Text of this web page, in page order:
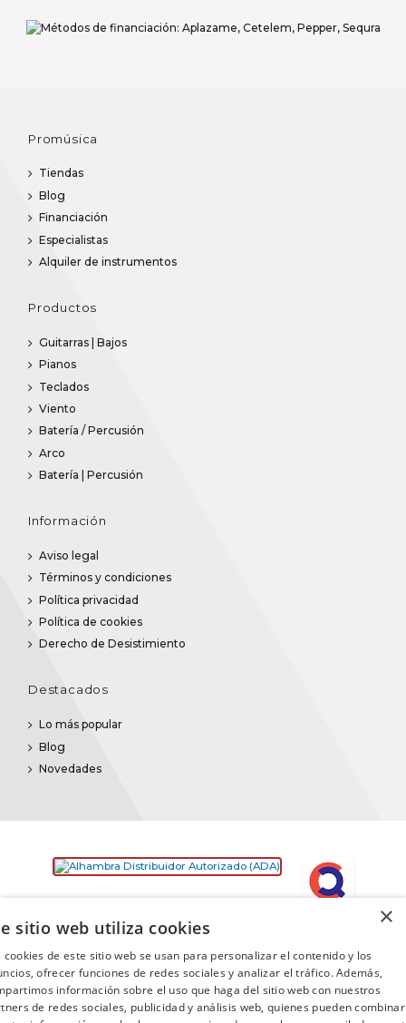
Promúsica
Tiendas
Blog
Financiación
Especialistas
Alquiler de instrumentos
Productos
Guitarras | Bajos
Pianos
Teclados
Viento
Batería / Percusión
Arco
Batería | Percusión
Información
Aviso legal
Términos y condiciones
Política privacidad
Política de cookies
Derecho de Desistimiento
Destacados
Lo más popular
Blog
Novedades
©2025 Promusica· Todos los derechos reservados
×
sitio web utiliza cookies
cookies de este sitio web se usan para personalizar el contenido y los
ofrecer funciones de redes sociales y analizar el tráfico. Además,
información sobre el uso que haga del sitio web con nuestros
de redes sociales, publicidad y análisis web, quienes pueden